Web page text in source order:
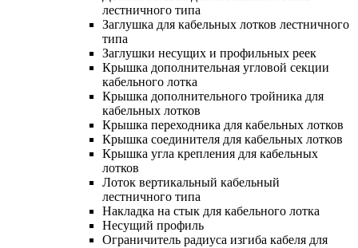
лестничного типа
Заглушка для кабельных лотков лестничного
типа
Заглушки несущих и профильных реек
Крышка дополнительная угловой секции
кабельного лотка
Крышка дополнительного тройника для
кабельных лотков
Крышка переходника для кабельных лотков
Крышка соединителя для кабельных лотков
Крышка угла крепления для кабельных
лотков
Лоток вертикальный кабельный
лестничного типа
Накладка на стык для кабельного лотка
Несущий профиль
Ограничитель радиуса изгиба кабеля для